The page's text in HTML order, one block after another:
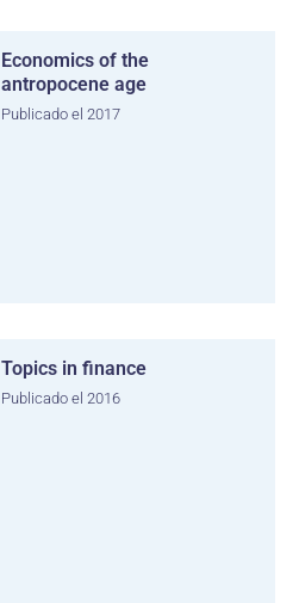
Economics of the
antropocene age
Publicado el 2017
Topics in finance
Publicado el 2016